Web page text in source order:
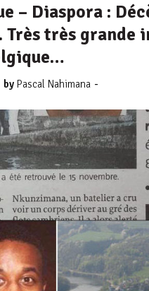
– Diaspora :
Très très grande
by Pascal Nahimana -